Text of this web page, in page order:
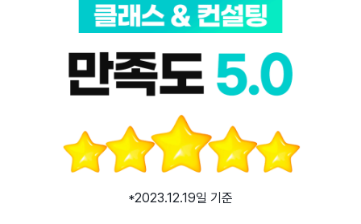
*2023.12.19일 기준